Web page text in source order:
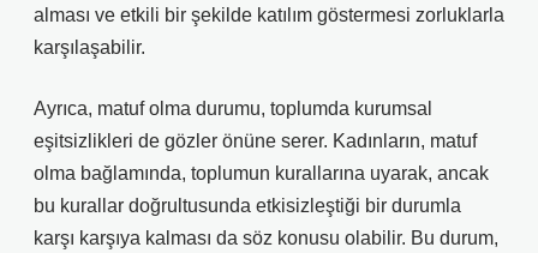
alması ve etkili bir şekilde katılım göstermesi zorluklarla
karşılaşabilir.
Ayrıca, matuf olma durumu, toplumda kurumsal
eşitsizlikleri de gözler önüne serer. Kadınların, matuf
olma bağlamında, toplumun kurallarına uyarak, ancak
bu kurallar doğrultusunda etkisizleştiği bir durumla
karşı karşıya kalması da söz konusu olabilir. Bu durum,